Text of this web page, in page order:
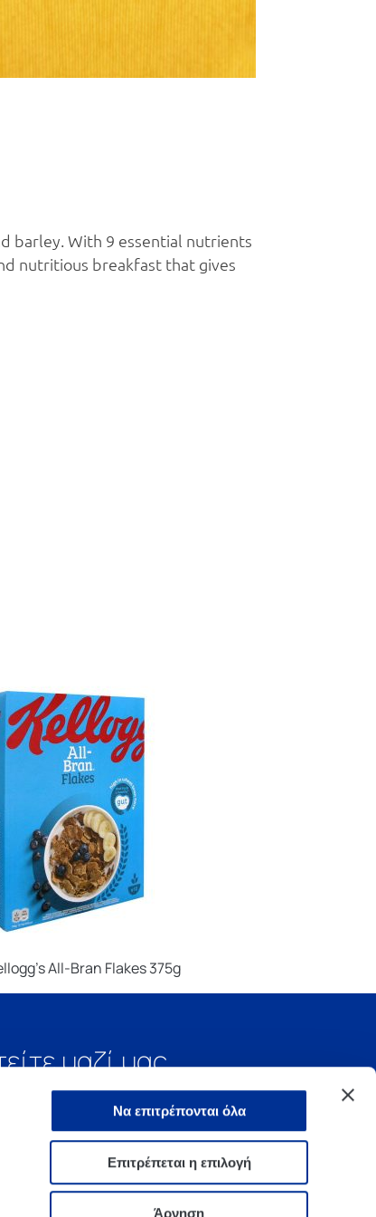
Να επιτρέπονται όλα
Επιτρέπεται η επιλογή
Άρνηση
barley. With 9 essential nutrients
nutritious breakfast that gives
All-Bran Flakes 375g
μαζί μας